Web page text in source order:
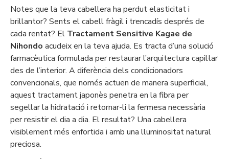
Notes que la teva cabellera ha perdut elasticitat i
brillantor? Sents el cabell fràgil i trencadís després de
cada rentat? El Tractament Sensitive Kagae de
Nihondo acudeix en la teva ajuda. Es tracta d’una solució
farmacèutica formulada per restaurar l’arquitectura capil·lar
des de l’interior. A diferència dels condicionadors
convencionals, que només actuen de manera superficial,
aquest tractament japonès penetra en la fibra per
segellar la hidratació i retornar-li la fermesa necessària
per resistir el dia a dia. El resultat? Una cabellera
visiblement més enfortida i amb una lluminositat natural
preciosa.